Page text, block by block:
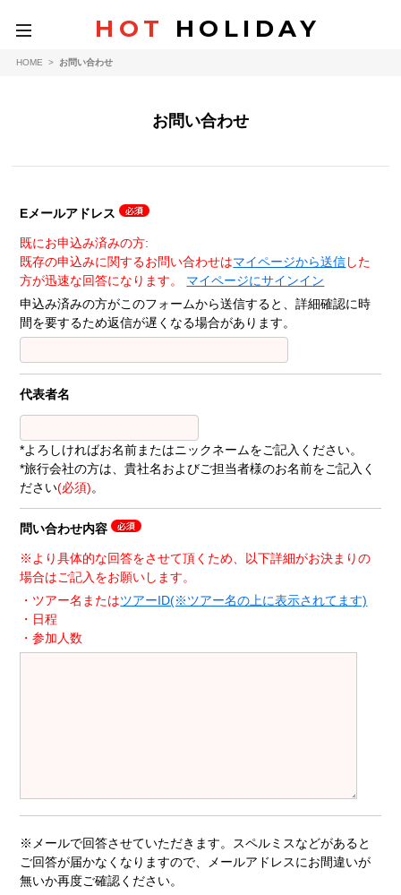
toggle
navigation
HOT HOLIDAY
HOME > お問い合わせ
お問い合わせ
Eメールアドレス
既にお申込み済みの方:
既存の申込みに関するお問い合わせはマイページから送信した
方が迅速な回答になります。 マイページにサインイン
申込み済みの方がこのフォームから送信すると、詳細確認に時
間を要するため返信が遅くなる場合があります。
代表者名
*よろしければお名前またはニックネームをご記入ください。
*旅行会社の方は、貴社名およびご担当者様のお名前をご記入く
ださい(必須)。
問い合わせ内容
※より具体的な回答をさせて頂くため、以下詳細がお決まりの
場合はご記入をお願いします。
・ツアー名またはツアーID(※ツアー名の上に表示されてます)
・日程
・参加人数
※メールで回答させていただきます。スペルミスなどがあると
ご回答が届かなくなりますので、メールアドレスにお間違いが
無いか再度ご確認ください。